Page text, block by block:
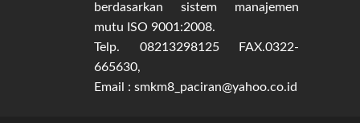
berdasarkan sistem manajemen
mutu ISO 9001:2008.
Telp. 08213298125 FAX.0322-
665630,
Email : smkm8_paciran@yahoo.co.id